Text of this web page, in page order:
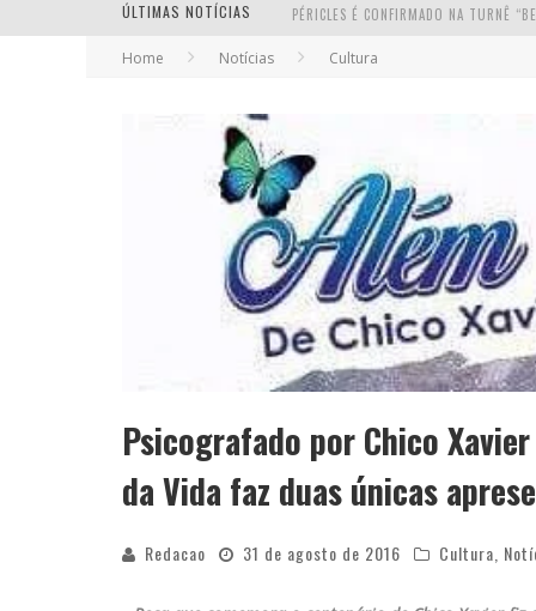
ÚLTIMAS NOTÍCIAS
YAN TRAZ A TURNÊ NACIONAL DO
Home Notícias Cultura
Psicografado por Chico
da Vida faz duas únicas
Redacao 31 de agosto de 2016 Cultura